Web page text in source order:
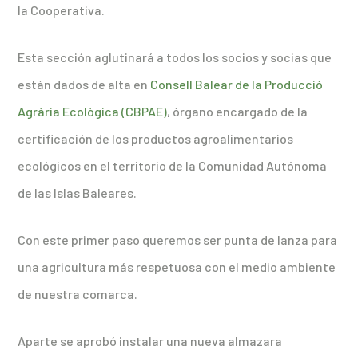
la Cooperativa.
Esta sección aglutinará a todos los socios y socias que
están dados de alta en Consell Balear de la Producció
Agrària Ecològica (CBPAE), órgano encargado de la
certificación de los productos agroalimentarios
ecológicos en el territorio de la Comunidad Autónoma
de las Islas Baleares.
Con este primer paso queremos ser punta de lanza para
una agricultura más respetuosa con el medio ambiente
de nuestra comarca.
Aparte se aprobó instalar una nueva almazara